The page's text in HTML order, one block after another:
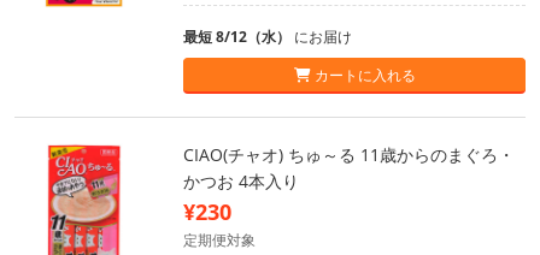
最短 8/12（水） にお届け
カートに入れる
CIAO(チャオ) ちゅ～る 11歳からのまぐろ・
かつお 4本入り
¥230
定期便対象